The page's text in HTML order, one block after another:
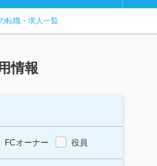
転職・求人一覧
情報
FCオーナー 役員